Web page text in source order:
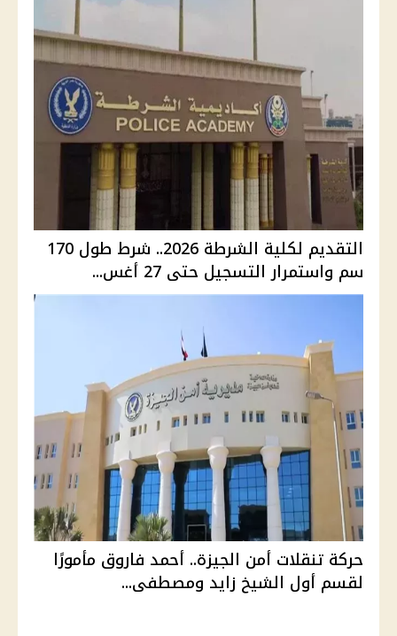
التقديم لكلية الشرطة 2026.. شرط طول 170
سم واستمرار التسجيل حتى 27 أغس...
حركة تنقلات أمن الجيزة.. أحمد فاروق مأمورًا
لقسم أول الشيخ زايد ومصطفى...